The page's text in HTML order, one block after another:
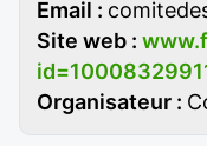
Email :
Site web :
Organisateur :